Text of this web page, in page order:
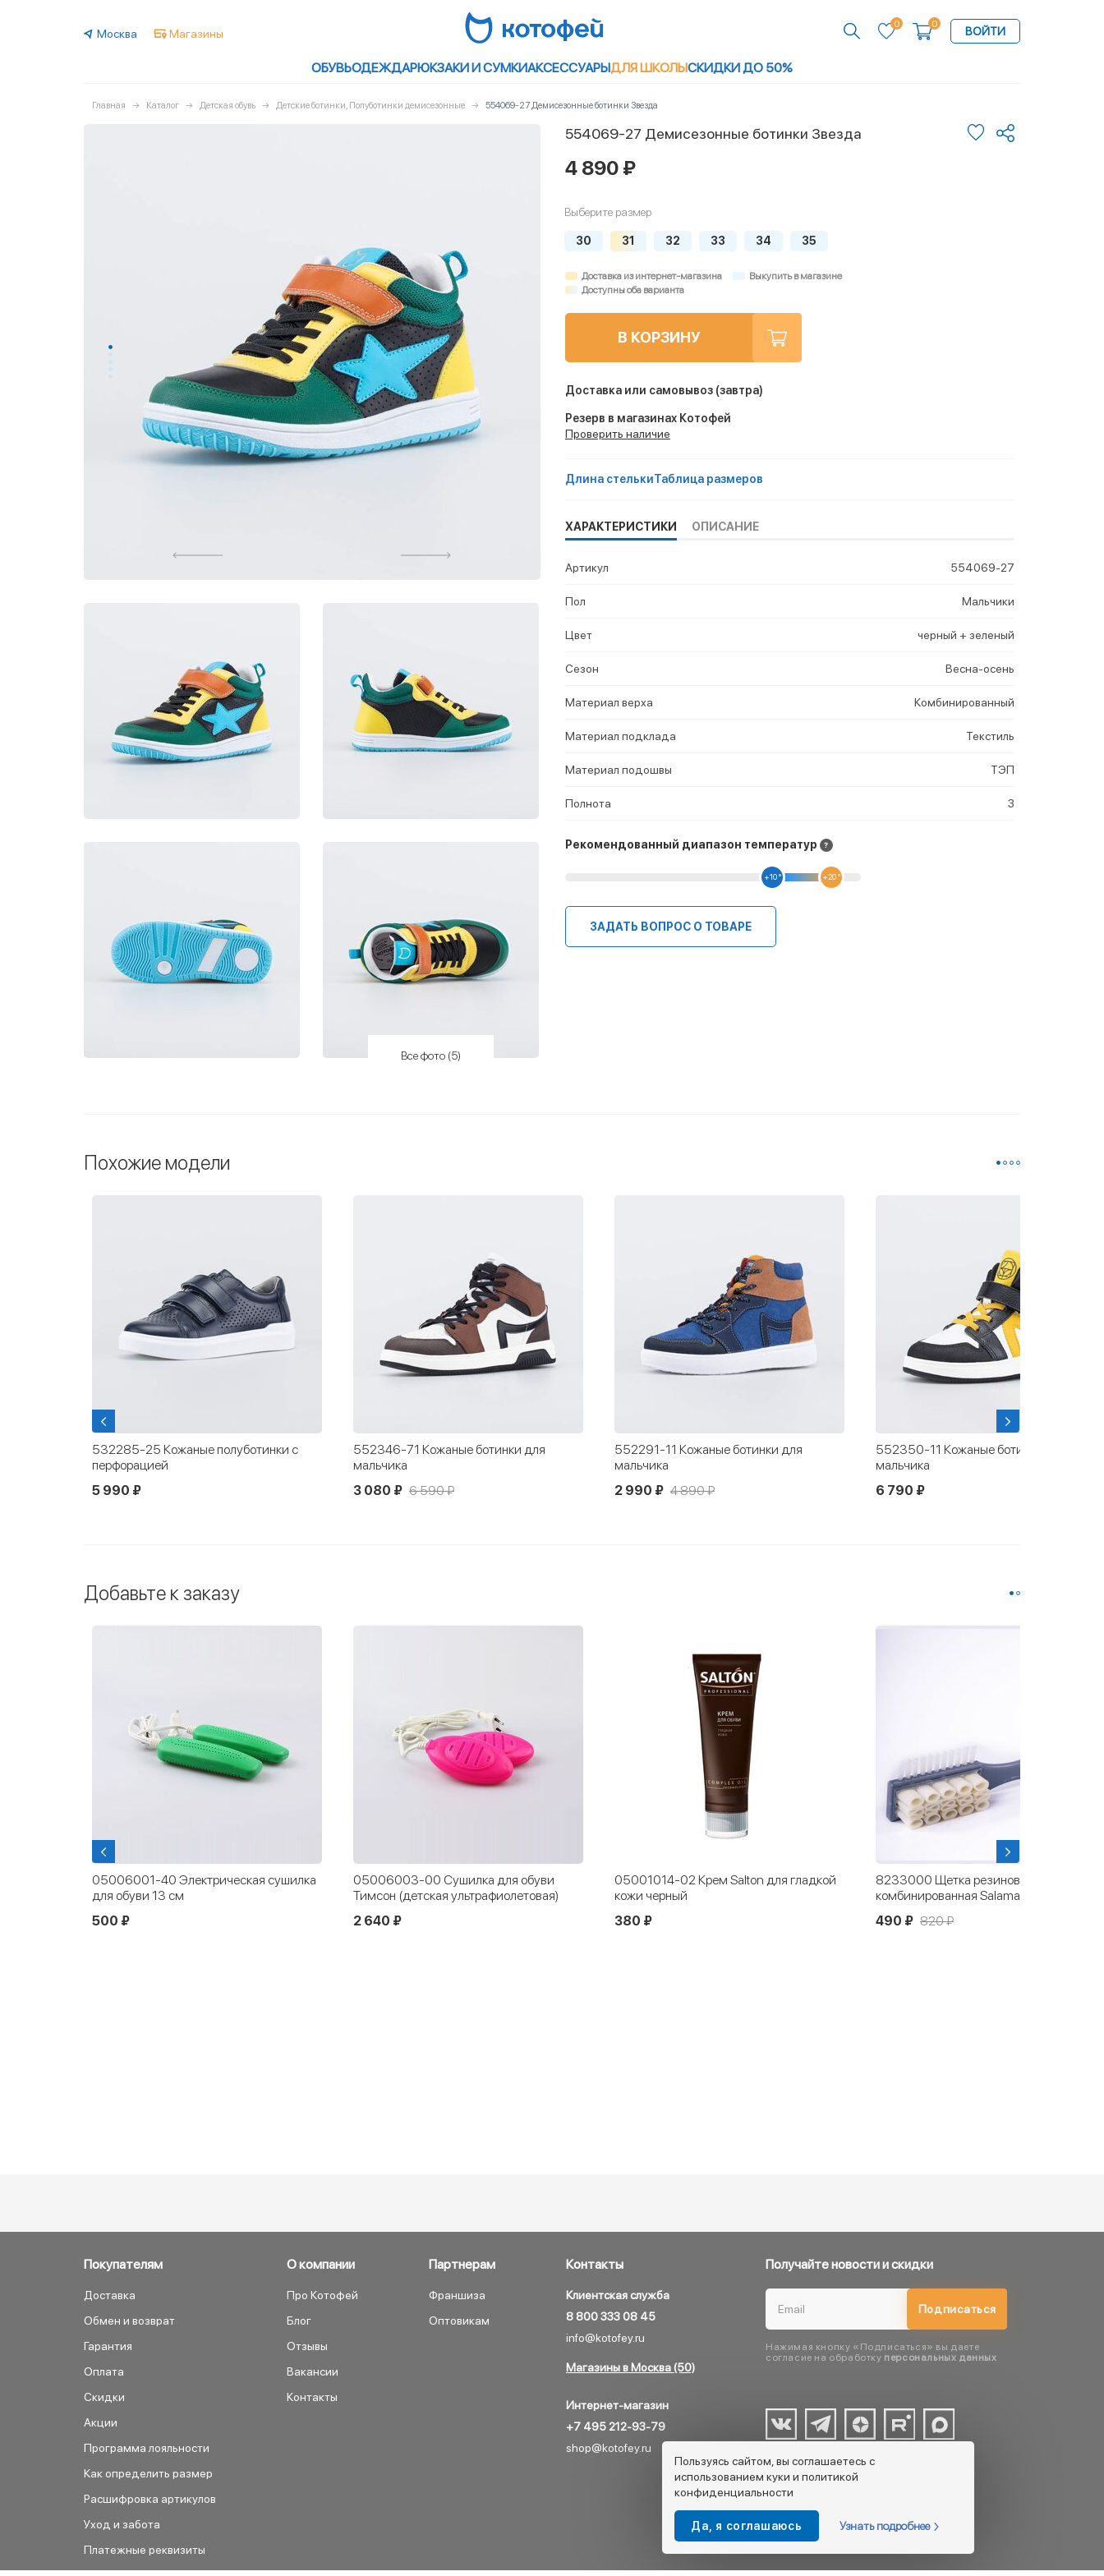
Москва Магазины
0 0
ВОЙТИ
ОБУВЬОДЕЖДАРЮКЗАКИ И СУМКИАКСЕССУАРЫДЛЯ ШКОЛЫСКИДКИ ДО 50%
Главная Каталог Детская обувь Детские ботинки, Полуботинки демисезонные 554069-27 Демисезонные ботинки Звезда
Все фото (5)
554069-27 Демисезонные ботинки Звезда
4 890 ₽
Выберите размер
30 31 32 33 34 35
Доставка из интернет-магазина
Выкупить в магазине
Доступны оба варианта
В КОРЗИНУ
Доставка или самовывоз (завтра)
Резерв в магазинах Котофей
Проверить наличие
Длина стелькиТаблица размеров
ХАРАКТЕРИСТИКИ ОПИСАНИЕ
Артикул 554069-27
Пол Мальчики
Цвет черный + зеленый
Сезон Весна-осень
Материал верха Комбинированный
Материал подклада Текстиль
Материал подошвы ТЭП
Полнота 3
Рекомендованный диапазон температур
+10 ° +20 °
ЗАДАТЬ ВОПРОС О ТОВАРЕ
Похожие модели
532285-25 Кожаные полуботинки с
перфорацией
5 990 ₽
552346-71 Кожаные ботинки для
мальчика
3 080 ₽ 6 590 ₽
552291-11 Кожаные ботинки для
мальчика
2 990 ₽ 4 890 ₽
552350-11 Кожаные ботинки-кеды для
мальчика
6 790 ₽
Добавьте к заказу
05006001-40 Электрическая сушилка
для обуви 13 см
500 ₽
05006003-00 Сушилка для обуви
Тимсон (детская ультрафиолетовая)
2 640 ₽
05001014-02 Крем Salton для гладкой
кожи черный
380 ₽
8233000 Щетка резиновая
комбинированная Salamander
490 ₽ 820 ₽
Покупателям
Доставка
Обмен и возврат
Гарантия
Оплата
Скидки
Акции
Программа лояльности
Как определить размер
Расшифровка артикулов
Уход и забота
Платежные реквизиты
О компании
Про Котофей
Блог
Отзывы
Вакансии
Контакты
Партнерам
Франшиза
Оптовикам
Контакты
Клиентская служба
8 800 333 08 45
info@kotofey.ru
Магазины в Москва (50)
Интернет-магазин
+7 495 212-93-79
shop@kotofey.ru
Получайте новости и скидки
Подписаться
Нажимая кнопку «Подписаться» вы даете
согласие на обработку персональных данных
Пользуясь сайтом, вы соглашаетесь с
использованием куки и политикой
конфиденциальности
Да, я соглашаюсь Узнать подробнее